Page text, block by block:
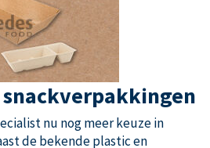
nu nog meer keuze in
de bekende plastic en